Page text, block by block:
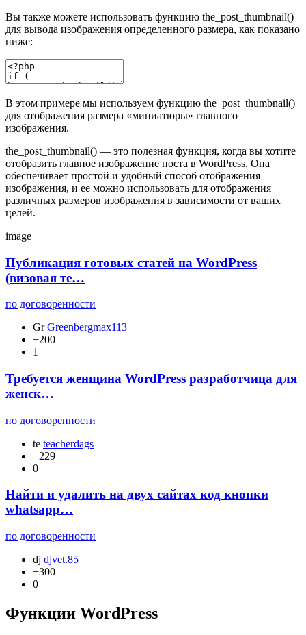
Вы также можете использовать функцию the_post_thumbnail()
для вывода изображения определенного размера, как показано
ниже:
В этом примере мы используем функцию the_post_thumbnail()
для отображения размера «миниатюры» главного
изображения.
the_post_thumbnail() — это полезная функция, когда вы хотите
отобразить главное изображение поста в WordPress. Она
обеспечивает простой и удобный способ отображения
изображения, и ее можно использовать для отображения
различных размеров изображения в зависимости от ваших
целей.
image
Публикация готовых статей на WordPress
(визовая те…
по договоренности
Gr Greenbergmax113
+200
1
Требуется женщина WordPress разработчица для
женск…
по договоренности
te teacherdags
+229
0
Найти и удалить на двух сайтах код кнопки
whatsapp…
по договоренности
dj djvet.85
+300
0
Функции WordPress